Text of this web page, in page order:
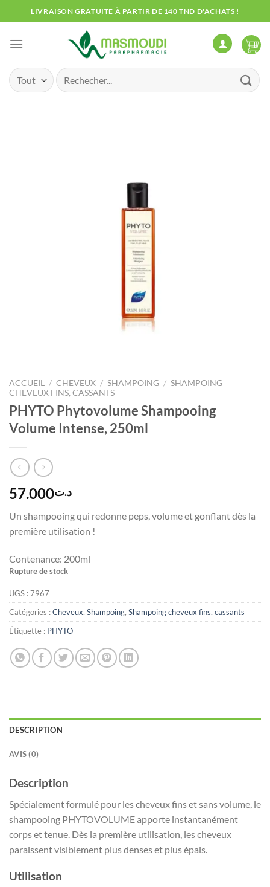
au
contenu
LIVRAISON GRATUITE À PARTIR DE 140 TND D'ACHATS !
Recherche
pour :
ACCUEIL / CHEVEUX / SHAMPOING / SHAMPOING
CHEVEUX FINS, CASSANTS
PHYTO Phytovolume Shampooing
Volume Intense, 250ml
د.ت57.000
Un shampooing qui redonne peps, volume et gonflant dès la
première utilisation !
Contenance: 200ml
Rupture de stock
UGS :7967
Catégories :Cheveux, Shampoing, Shampoing cheveux fins, cassants
Étiquette : PHYTO
DESCRIPTION
AVIS (0)
Description
Spécialement formulé pour les cheveux fins et sans volume, le
shampooing PHYTOVOLUME apporte instantanément
corps et tenue. Dès la première utilisation, les cheveux
paraissent visiblement plus denses et plus épais.
Utilisation